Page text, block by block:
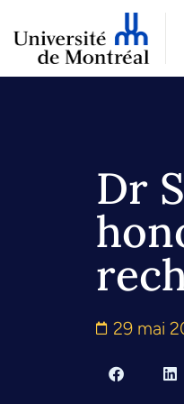
Dr
29 mai